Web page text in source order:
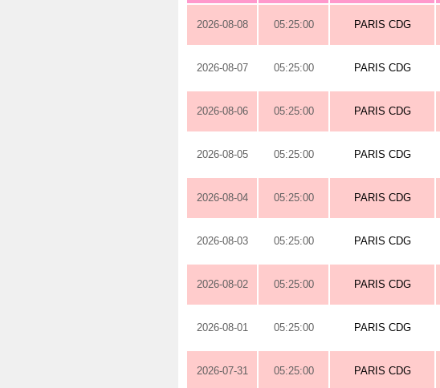
2026-08-08 05:25:00 PARIS CDG
2026-08-07 05:25:00 PARIS CDG
2026-08-06 05:25:00 PARIS CDG
2026-08-05 05:25:00 PARIS CDG
2026-08-04 05:25:00 PARIS CDG
2026-08-03 05:25:00 PARIS CDG
2026-08-02 05:25:00 PARIS CDG
2026-08-01 05:25:00 PARIS CDG
2026-07-31 05:25:00 PARIS CDG